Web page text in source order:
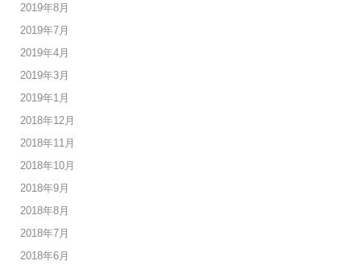
2019年8月
2019年7月
2019年4月
2019年3月
2019年1月
2018年12月
2018年11月
2018年10月
2018年9月
2018年8月
2018年7月
2018年6月